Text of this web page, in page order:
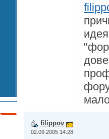
filippov
02.09.2005 14:28